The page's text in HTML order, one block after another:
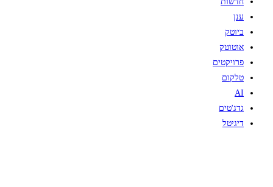
ענן
ביוטק
אוטוטק
פרויקטים
טלקום
AI
גדג'טים
דיגיטל